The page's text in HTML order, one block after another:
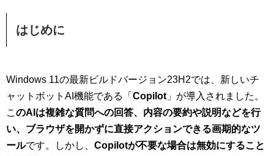
はじめに
Windows 11の最新ビルドバージョン23H2では、新しいチ
ャットボットAI機能である「 Copilot 」が導入されました。
こ のAIは複雑な質問への回答、内容の要約や説明などを行
い、ブラウザを開かずに直接アクションできる画期的なツ
ールです。しかし、 Copilotが不要な場合は無効にすること